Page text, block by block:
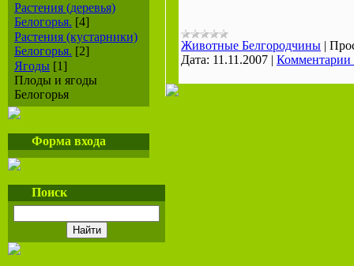
Растения (деревья)
Белогорья. [4]
Растения (кустарники)
Белогорья. [2]
Ягоды [1]
Плоды и ягоды
Белогорья
Форма входа
Поиск
Животные Белгородчины |
Дата: 11.11.2007 | Комментарии